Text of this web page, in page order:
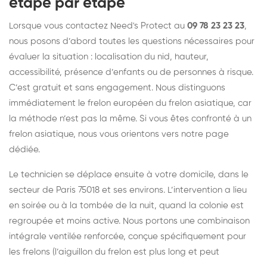
étape par étape
Lorsque vous contactez Need's Protect au 09 78 23 23 23,
nous posons d’abord toutes les questions nécessaires pour
évaluer la situation : localisation du nid, hauteur,
accessibilité, présence d’enfants ou de personnes à risque.
C’est gratuit et sans engagement. Nous distinguons
immédiatement le frelon européen du frelon asiatique, car
la méthode n’est pas la même. Si vous êtes confronté à un
frelon asiatique, nous vous orientons vers notre page
dédiée.
Le technicien se déplace ensuite à votre domicile, dans le
secteur de Paris 75018 et ses environs. L’intervention a lieu
en soirée ou à la tombée de la nuit, quand la colonie est
regroupée et moins active. Nous portons une combinaison
intégrale ventilée renforcée, conçue spécifiquement pour
les frelons (l’aiguillon du frelon est plus long et peut